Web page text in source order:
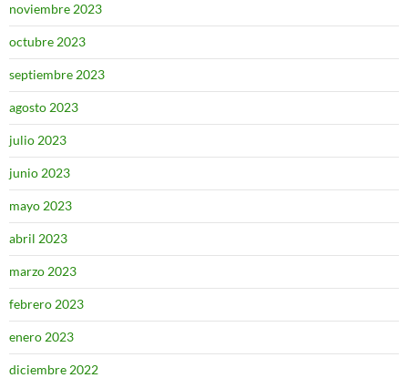
noviembre 2023
octubre 2023
septiembre 2023
agosto 2023
julio 2023
junio 2023
mayo 2023
abril 2023
marzo 2023
febrero 2023
enero 2023
diciembre 2022